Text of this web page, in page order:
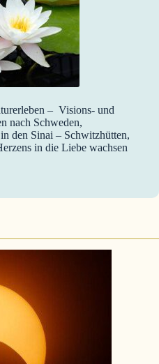
– Visions- und
nach Schweden,
den Sinai – Schwitzhütten,
in die Liebe wachsen